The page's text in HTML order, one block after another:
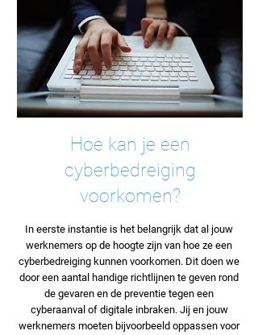
Hoe kan je een
cyberbedreiging
voorkomen?
In eerste instantie is het belangrijk dat al jouw
werknemers op de hoogte zijn van hoe ze een
cyberbedreiging kunnen voorkomen. Dit doen we
door een aantal handige richtlijnen te geven rond
de gevaren en de preventie tegen een
cyberaanval of digitale inbraken. Jij en jouw
werknemers moeten bijvoorbeeld oppassen voor